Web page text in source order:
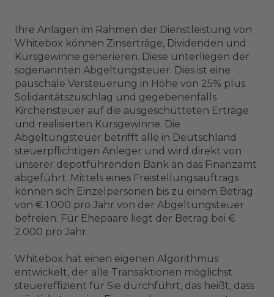
Ihre Anlagen im Rahmen der Dienstleistung von
Whitebox können Zinserträge, Dividenden und
Kursgewinne generieren. Diese unterliegen der
sogenannten Abgeltungsteuer. Dies ist eine
pauschale Versteuerung in Höhe von 25% plus
Solidaritätszuschlag und gegebenenfalls
Kirchensteuer auf die ausgeschütteten Erträge
und realisierten Kursgewinne. Die
Abgeltungsteuer betrifft alle in Deutschland
steuerpflichtigen Anleger und wird direkt von
unserer depotführenden Bank an das Finanzamt
abgeführt. Mittels eines Freistellungsauftrags
können sich Einzelpersonen bis zu einem Betrag
von € 1.000 pro Jahr von der Abgeltungsteuer
befreien. Für Ehepaare liegt der Betrag bei €
2.000 pro Jahr.
Whitebox hat einen eigenen Algorithmus
entwickelt, der alle Transaktionen möglichst
steuereffizient für Sie durchführt, das heißt, dass